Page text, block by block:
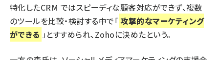
特化したCRM ではスピーディな顧客対応ができず、複数
のツールを比較・検討する中で「攻撃的なマーケティング
ができる 」とすすめられ、Zohoに決めたという。